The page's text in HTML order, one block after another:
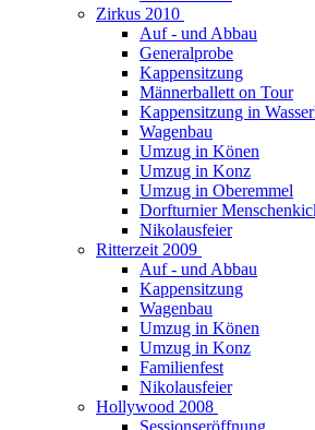
Zirkus 2010
Auf - und Abbau
Generalprobe
Kappensitzung
Männerballett on Tour
Kappensitzung in
Wagenbau
Umzug in Könen
Umzug in Konz
Umzug in Oberemmel
Dorfturnier
Nikolausfeier
Ritterzeit 2009
Auf - und Abbau
Kappensitzung
Wagenbau
Umzug in Könen
Umzug in Konz
Familienfest
Nikolausfeier
Hollywood 2008
Sessionseröffnung